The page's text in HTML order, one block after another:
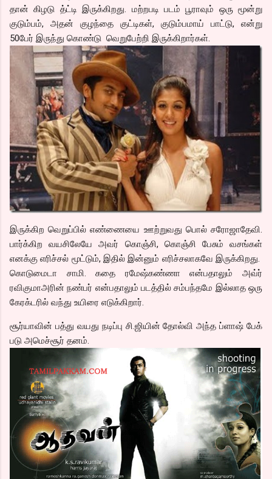
தான் கிழடு த்ட்டி இருக்கிறது. மற்றபடி படம் பூராவும் ஒரு மூன்று
குடும்பம், அதன் குழந்தை குட்டிகள், குடும்பமாய் பாட்டு, என்று
50பேர் இருந்து கொண்டு வெறுபேற்றி இருக்கிறார்கள்.
இருக்கிற வெறுப்பில் எண்ணையை ஊற்றுவது பொல் சரோஜாதேவி.
பார்க்கிற வயசிலேயே அவர் கொஞ்சி, கொஞ்சி பேசும் வசங்கள்
எனக்கு எரிச்சல் மூட்டும், இதில் இன்னும் எரிச்சலாகவே இருக்கிறது.
கொடுமைடா சாமி. கதை ரமேஷ்கண்ணா என்பதாலும் அவ்ர்
ரவிகுமாஅரின் நண்பர் என்பதாலும் படத்தில் சம்பந்தமே இல்லாத ஒரு
கேரக்டரில் வந்து உயிரை எடுக்கிறார்.
சூர்யாவின் பத்து வயது நடிப்பு சி.ஜியின் தோல்வி அந்த ப்ளாஷ் பேக்
படு அமெச்சூர் தனம்.